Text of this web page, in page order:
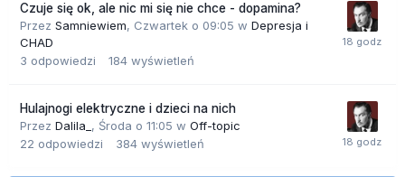
Czuje się ok, ale nic mi się nie chce - dopamina?
Przez Samniewiem, Czwartek o 09:05 w Depresja i
CHAD
3 odpowiedzi 184 wyświetleń
Hulajnogi elektryczne i dzieci na nich
Przez Dalila_ , Środa o 11:05 w Off-topic
22 odpowiedzi 384 wyświetleń